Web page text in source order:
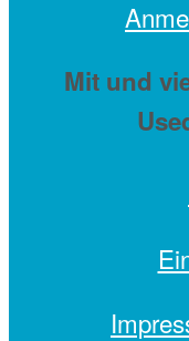
Mit und